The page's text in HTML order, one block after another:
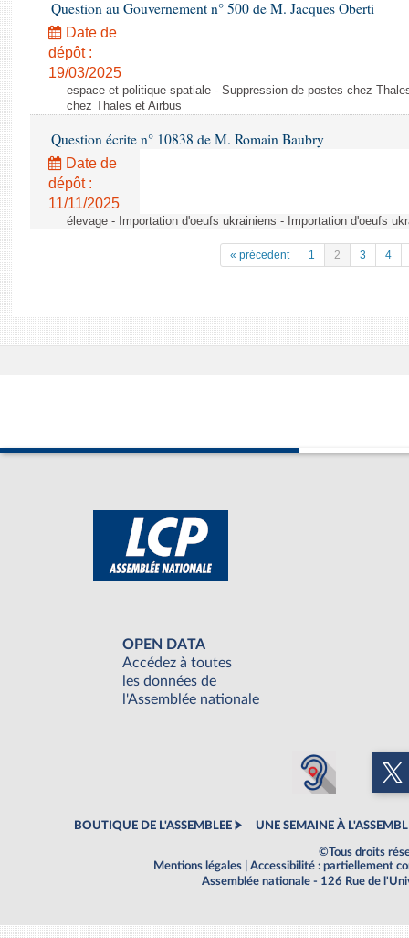
Question au Gouvernement n° 500 de M. Jacques Oberti
Date de
dépôt :
19/03/2025
espace et politique spatiale - Suppression de postes chez
chez Thales et Airbus
Question écrite n° 10838 de M. Romain Baubry
Date de
dépôt :
11/11/2025
élevage - Importation d'oeufs ukrainiens - Importation d'oeufs
« précedent 1 2 3 4
OPEN DATA
Accédez à toutes
les données de
l'Assemblée nationale
BOUTIQUE DE L'ASSEMBLEE UNE SEMAINE À
©Tous droits
Mentions légales
Accessibilité : partiellement
Assemblée nationale - 126 Rue de